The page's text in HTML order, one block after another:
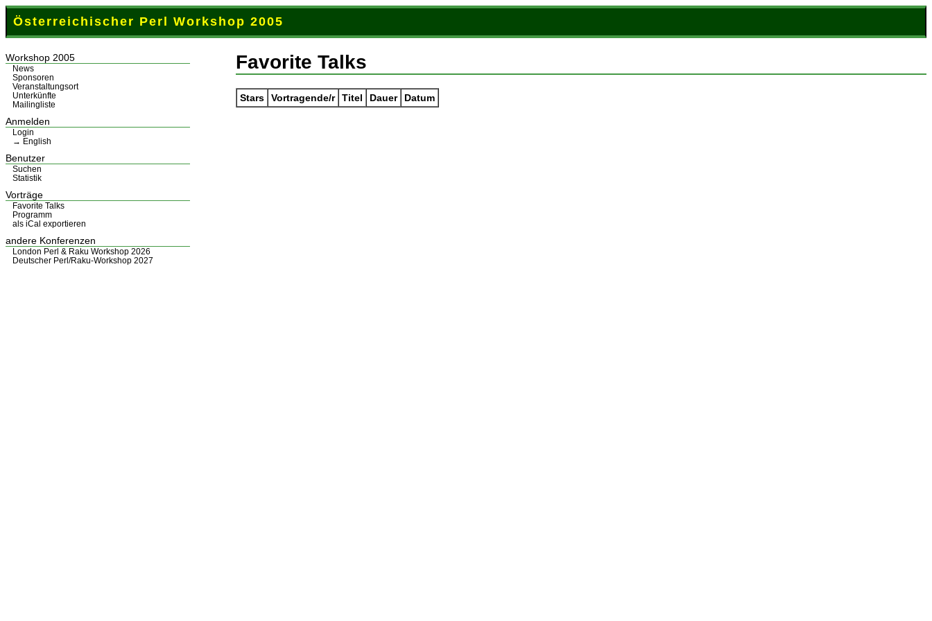
Österreichischer Perl Workshop 2005
Favorite Talks
Stars Vortragende/r Titel Dauer Datum
Workshop 2005
News
Sponsoren
Veranstaltungsort
Unterkünfte
Mailingliste
Anmelden
Login
→ English
Benutzer
Suchen
Statistik
Vorträge
Favorite Talks
Programm
als iCal exportieren
andere Konferenzen
London Perl & Raku Workshop 2026
Deutscher Perl/Raku-Workshop 2027